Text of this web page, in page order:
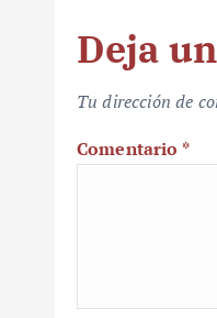
Deja
Tu dirección de
Comentario *